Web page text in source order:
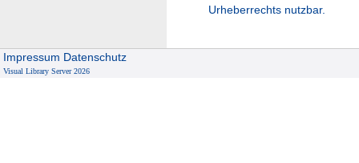
Urheberrechts nutzbar.
Impressum Datenschutz
Visual Library Server 2026